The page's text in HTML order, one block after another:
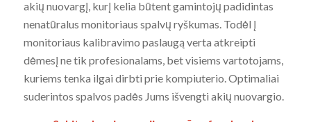
akių nuovargį, kurį kelia būtent gamintojų padidintas
nenatūralus monitoriaus spalvų ryškumas. Todėl į
monitoriaus kalibravimo paslaugą verta atkreipti
dėmesį ne tik profesionalams, bet visiems vartotojams,
kuriems tenka ilgai dirbti prie kompiuterio. Optimaliai
suderintos spalvos padės Jums išvengti akių nuovargio.